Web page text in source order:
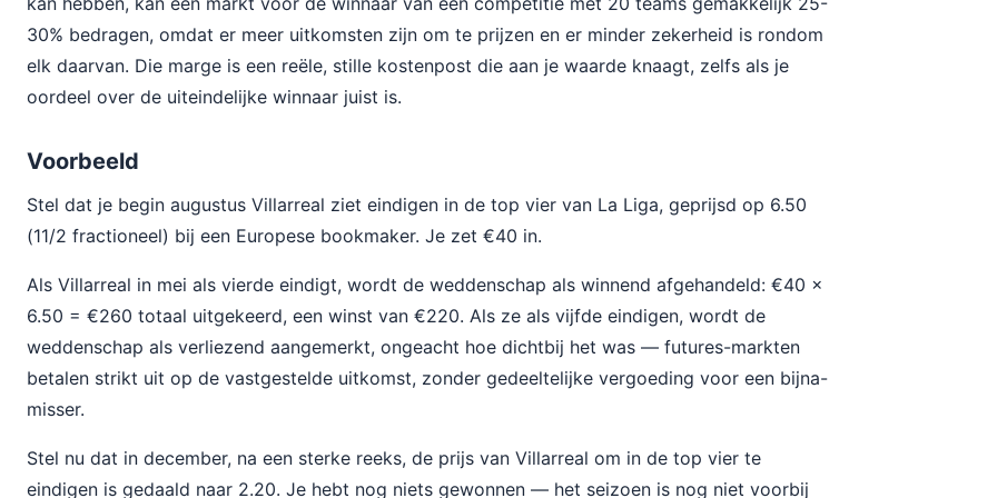
30% bedragen, omdat er meer uitkomsten zijn om te prijzen en er minder zekerheid is rondom
elk daarvan. Die marge is een reële, stille kostenpost die aan je waarde knaagt, zelfs als je
oordeel over de uiteindelijke winnaar juist is.
Voorbeeld
Stel dat je begin augustus Villarreal ziet eindigen in de top vier van La Liga, geprijsd op 6.50
(11/2 fractioneel) bij een Europese bookmaker. Je zet €40 in.
Als Villarreal in mei als vierde eindigt, wordt de weddenschap als winnend afgehandeld: €40 x
6.50 = €260 totaal uitgekeerd, een winst van €220. Als ze als vijfde eindigen, wordt de
weddenschap als verliezend aangemerkt, ongeacht hoe dichtbij het was — futures-markten
betalen strikt uit op de vastgestelde uitkomst, zonder gedeeltelijke vergoeding voor een bijna-
misser.
Stel nu dat in december, na een sterke reeks, de prijs van Villarreal om in de top vier te
eindigen is gedaald naar 2.20. Je hebt nog niets gewonnen — het seizoen is nog niet voorbij